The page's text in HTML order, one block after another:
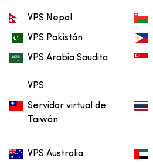
VPS Nepal
VPS Pakistán
VPS Arabia Saudita
VPS
Servidor virtual de
Taiwán
VPS Australia